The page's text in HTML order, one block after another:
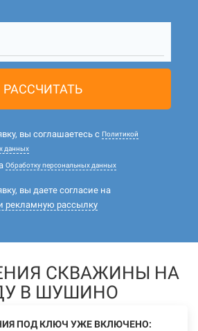
РАССЧИТАТЬ
вы соглашаетесь с Политикой
данных
Обработку персональных данных
вы даете согласие на
рекламную рассылку
СКВАЖИНЫ НА
В ШУШИНО
ПОД КЛЮЧ УЖЕ ВКЛЮЧЕНО: